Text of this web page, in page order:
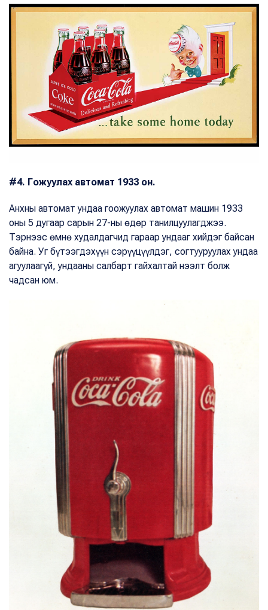
#4. Гожуулах автомат 1933 он.
Анхны автомат ундаа гоожуулах автомат машин 1933
оны 5 дугаар сарын 27-ны өдөр танилцуулагджээ.
Тэрнээс өмнө худалдагчид гараар ундааг хийдэг байсан
байна. Уг бүтээгдэхүүн сэрүүцүүлдэг, согтууруулах ундаа
агуулаагүй, ундааны салбарт гайхалтай нээлт болж
чадсан юм.